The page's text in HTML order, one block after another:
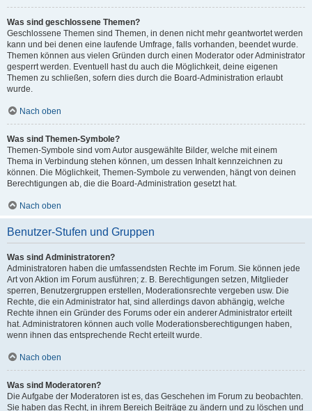
Was sind geschlossene Themen?
Geschlossene Themen sind Themen, in denen nicht mehr geantwortet werden
kann und bei denen eine laufende Umfrage, falls vorhanden, beendet wurde.
Themen können aus vielen Gründen durch einen Moderator oder Administrator
gesperrt werden. Eventuell hast du auch die Möglichkeit, deine eigenen
Themen zu schließen, sofern dies durch die Board-Administration erlaubt
wurde.
Nach oben
Was sind Themen-Symbole?
Themen-Symbole sind vom Autor ausgewählte Bilder, welche mit einem
Thema in Verbindung stehen können, um dessen Inhalt kennzeichnen zu
können. Die Möglichkeit, Themen-Symbole zu verwenden, hängt von deinen
Berechtigungen ab, die die Board-Administration gesetzt hat.
Nach oben
Benutzer-Stufen und Gruppen
Was sind Administratoren?
Administratoren haben die umfassendsten Rechte im Forum. Sie können jede
Art von Aktion im Forum ausführen; z. B. Berechtigungen setzen, Mitglieder
sperren, Benutzergruppen erstellen, Moderationsrechte vergeben usw. Die
Rechte, die ein Administrator hat, sind allerdings davon abhängig, welche
Rechte ihnen ein Gründer des Forums oder ein anderer Administrator erteilt
hat. Administratoren können auch volle Moderationsberechtigungen haben,
wenn ihnen das entsprechende Recht erteilt wurde.
Nach oben
Was sind Moderatoren?
Die Aufgabe der Moderatoren ist es, das Geschehen im Forum zu beobachten.
Sie haben das Recht, in ihrem Bereich Beiträge zu ändern und zu löschen und